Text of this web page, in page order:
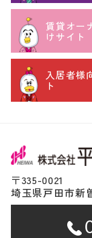
賃貸オー
けサイト
入居者様
ト
〒335-0021
埼玉県戸田市新